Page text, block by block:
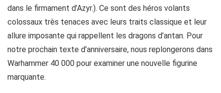
dans le firmament d’Azyr.). Ce sont des héros volants
colossaux très tenaces avec leurs traits classique et leur
allure imposante qui rappellent les dragons d’antan. Pour
notre prochain texte d’anniversaire, nous replongerons dans
Warhammer 40 000 pour examiner une nouvelle figurine
marquante.